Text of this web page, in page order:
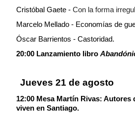
Cristóbal Gaete - Con la forma
Marcelo Mellado - Economías de
Óscar Barrientos - Castoridad.
20:00 Lanzamiento libro
Jueves 21 de agosto
12:00 Mesa Martín Rivas: Autores
viven en Santiago.